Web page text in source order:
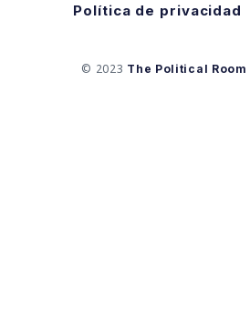
Política de privacidad
© 2023 The Political Room